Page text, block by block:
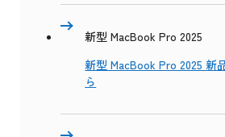
新型 MacBook Pro 2025
新型 MacBook Pro 2025 新
ら